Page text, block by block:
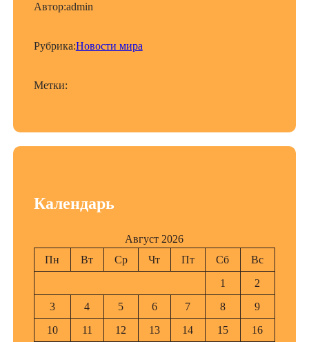
Автор:admin
Рубрика:Новости мира
Метки:
Календарь
Август 2026
Пн
Вт Ср Чт Пт Сб
Вс
1
2
3
4 5 6 7 8
9
10
11 12 13 14 15
16